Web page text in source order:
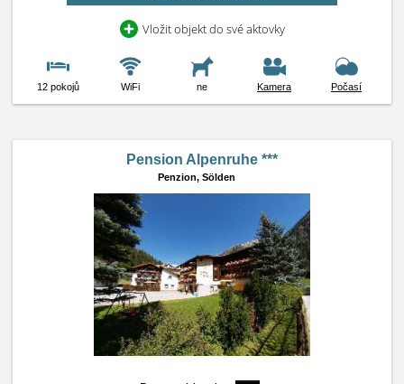
Vložit objekt do své aktovky
12 pokojů WiFi ne Kamera Počasí
Pension Alpenruhe ***
Penzion, Sölden